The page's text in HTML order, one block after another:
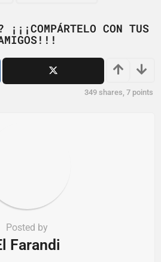
¡¡¡COMPÁRTELO CON TUS
349 shares, 7 points
Posted by
Farandi